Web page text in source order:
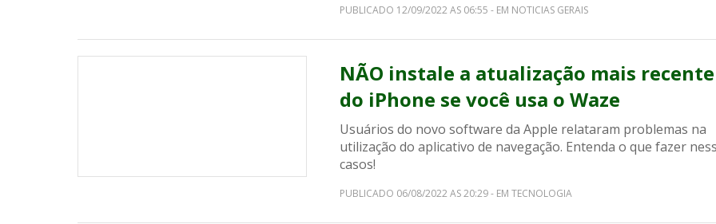
PUBLICADO 12/09/2022 AS 06:55 - EM NOTICIAS GERAIS
NÃO instale a atualização mais recente
do iPhone se você usa o Waze
Usuários do novo software da Apple relataram problemas na
utilização do aplicativo de navegação. Entenda o que fazer
casos!
PUBLICADO 06/08/2022 AS 20:29 - EM TECNOLOGIA